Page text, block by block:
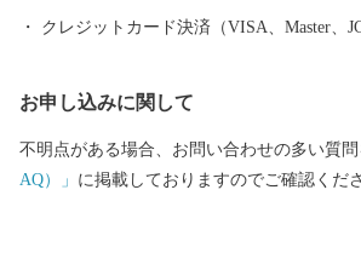
れる「丸岡城」などを有することでも有名です。 心から笑
ただいた個人情報は、坂井市が責任をもって
クレジットカード決済（VISA、Master、
お申し込みに関して
不明点がある場合、お問い合わせの多い質問
AQ）」 に掲載しておりますのでご確認くだ